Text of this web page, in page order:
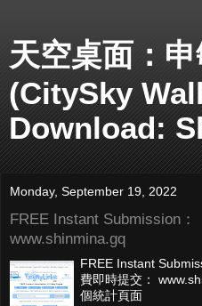
天空桌面：
(CitySky
Download:
Monday, September 19, 2022
FREE Instant Submission：
www.shinmina.gq
FREE Instant
費即時提交：
個統計頁面